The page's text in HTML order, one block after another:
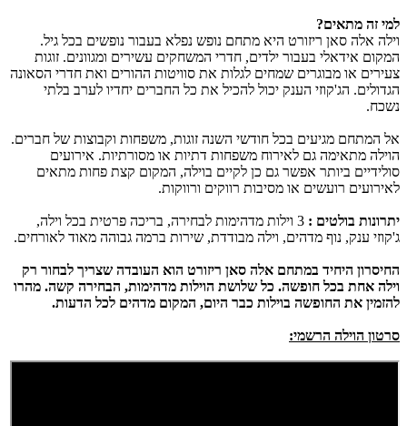
למי זה מתאים?
וילה אלה סאן ריזורט היא מתחם נופש נפלא בעבור נופשים בכל גיל.
המקום אידאלי בעבור ילדים, חדרי המשחקים עשירים ומגוונים. זוגות
צעירים או מבוגרים שמחים לגלות את סוויטות ההורים ואת חדרי הסאונה
הגדולים. הג'קוזי הענק יכול להכיל את כל החברים יחדיו לערב בלתי
נשכח.
אל המתחם מגיעים בכל חודשי השנה זוגות, משפחות וקבוצות של חברים.
הוילה מתאימה גם לאירוח משפחות דתיות או מסורתיות. אירועים
סולידיים ביותר אפשר גם כן לקיים בוילה, המקום קצת פחות מתאים
לאירועים רועשים או מסיבות רווקים ורווקות.
יתרונות בולטים :
3 וילות מדהימות לבחירה, בריכה פרטית בכל וילה,
ג'קוזי ענק, נוף מדהים, וילה מבודדת, שירות ברמה גבוהה מאוד לאורחים.
החיסרון היחיד במתחם אלה סאן ריזורט הוא העובדה שצריך לבחור רק
וילה אחת בכל חופשה. כל שלושת הוילות מדהימות, הבחירה קשה. מהרו
להזמין את החופשה בוילות כבר היום, המקום מדהים לכל הדעות.
סרטון הוילה הרשמי: